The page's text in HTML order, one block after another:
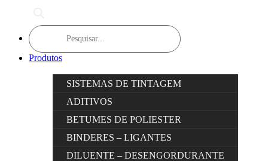
Products
search
Produtos
SISTEMAS DE TINTAGEM
ADITIVOS
BETUMES DE POLIESTER
BINDERES – LIGANTES
DILUENTE – DESENGORDURANTE